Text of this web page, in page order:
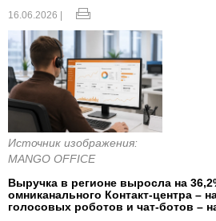
16.06.2026 |
Источник изображения:
MANGO OFFICE
Выручка в регионе выросла на
омниканального Контакт-центра –
голосовых роботов и чат-ботов –